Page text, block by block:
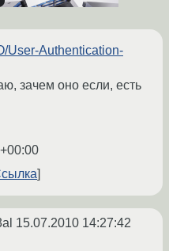
User-Authentication-
зачем оно если, есть
15.07.2010 14:27:42